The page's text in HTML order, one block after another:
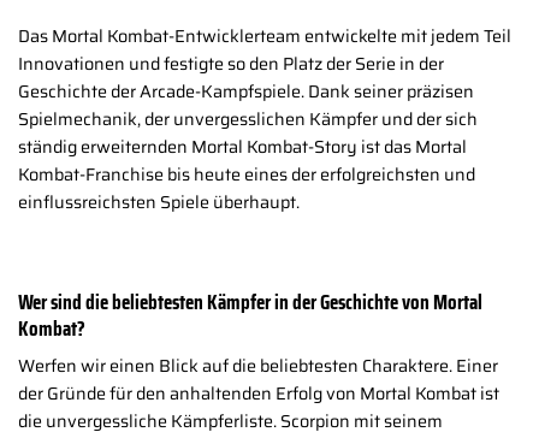
Das Mortal Kombat-Entwicklerteam entwickelte mit jedem Teil
Innovationen und festigte so den Platz der Serie in der
Geschichte der Arcade-Kampfspiele. Dank seiner präzisen
Spielmechanik, der unvergesslichen Kämpfer und der sich
ständig erweiternden Mortal Kombat-Story ist das Mortal
Kombat-Franchise bis heute eines der erfolgreichsten und
einflussreichsten Spiele überhaupt.
Wer sind die beliebtesten Kämpfer in der Geschichte von Mortal
Kombat?
Werfen wir einen Blick auf die beliebtesten Charaktere. Einer
der Gründe für den anhaltenden Erfolg von Mortal Kombat ist
die unvergessliche Kämpferliste. Scorpion mit seinem